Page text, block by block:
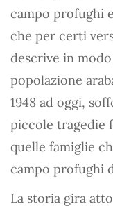
campo profughi
che per certi
descrive in
popolazione
1948 ad oggi,
piccole tragedie
quelle famiglie
campo profughi
La storia gira